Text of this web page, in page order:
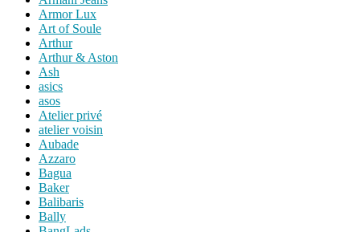
Armor Lux
Art of Soule
Arthur
Arthur & Aston
Ash
asics
asos
Atelier privé
atelier voisin
Aubade
Azzaro
Bagua
Baker
Balibaris
Bally